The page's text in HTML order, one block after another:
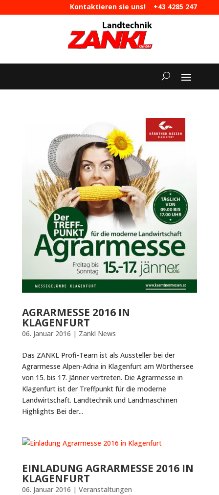
Kontaktieren sie uns! +43 4285 247
|maschinen@landtechnik-zankl.at
AGRARMESSE 2016 IN
KLAGENFURT
06. Januar 2016 | Zankl News
Das ZANKL Profi-Team ist als Aussteller bei der
Agrarmesse Alpen-Adria in Klagenfurt am Wörthersee
von 15. bis 17. Jänner vertreten. Die Agrarmesse in
Klagenfurt ist der Treffpunkt für die moderne
Landwirtschaft. Landtechnik und Landmaschinen
Highlights Bei der...
EINLADUNG AGRARMESSE 2016 IN
KLAGENFURT
06. Januar 2016 | Veranstaltungen